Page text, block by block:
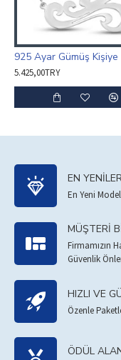
5.425,00TRY
EN
En Yeni
MÜŞTERI
Firmamızın
Güvenlik
HIZLI VE
Özenle
ÖDÜL